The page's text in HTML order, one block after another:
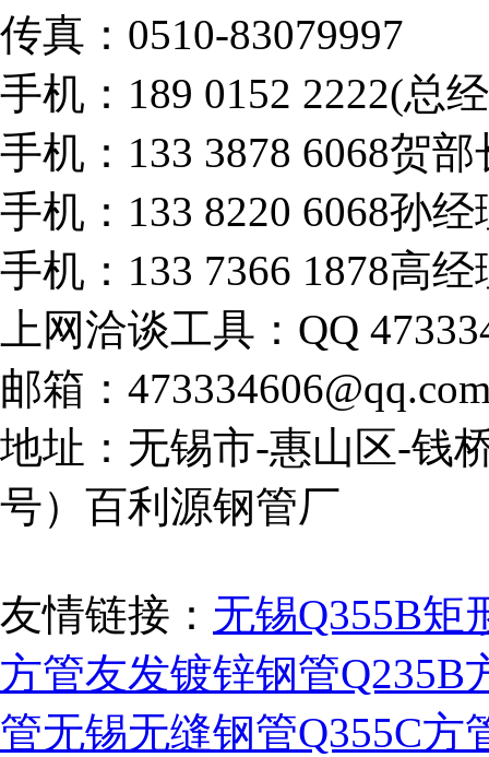
传真：0510-83079997
手机：189 0152 2222(总
手机：133 3878 6068贺
手机：133 8220 6068孙
手机：133 7366 1878高
上网洽谈工具：QQ
邮箱：
地址：无锡市-惠山区-钱
号）百利源钢管厂
友情链接： 无锡Q355B矩
方管友发镀锌钢管Q235B
管无锡无缝钢管Q355C方